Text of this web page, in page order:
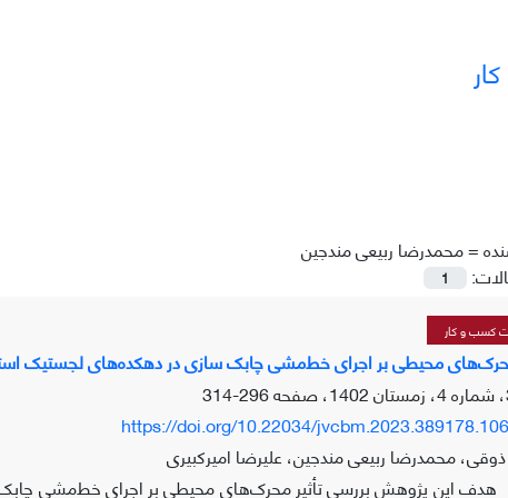
=محمدرضا ربیعی مندجین
1
کسب و کار
محیطی بر اجرای خط‌مشی چابک سازی در دهکده‌های لجستیک
296-314
https://doi.org/10.22034/
محمدرضا ربیعی مندجین، علیرضا امیرکبیری
هدف این پژوهش بررسی تأثیر محرک‌های محیطی بر اجرای خط‌مشی